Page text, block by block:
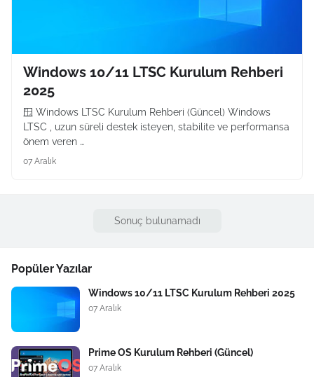
Windows 10/11 LTSC Kurulum Rehberi
2025
🪟 Windows LTSC Kurulum Rehberi (Güncel) Windows
LTSC , uzun süreli destek isteyen, stabilite ve performansa
önem veren …
07 Aralık
Sonuç bulunamadı
Popüler Yazılar
Windows 10/11 LTSC Kurulum Rehberi 2025
07 Aralık
Prime OS Kurulum Rehberi (Güncel)
07 Aralık